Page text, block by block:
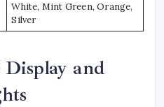
White, Mint Green, Orange,
Silver
and